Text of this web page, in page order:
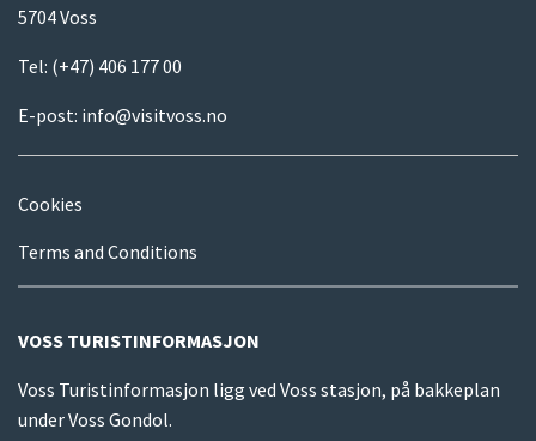
5704 Voss
Tel: (+47) 406 177 00
E-post: info@visitvoss.no
Cookies
Terms and Conditions
VOSS TURISTINFORMASJON
Voss Turistinformasjon ligg ved Voss stasjon, på bakkeplan
under Voss Gondol.